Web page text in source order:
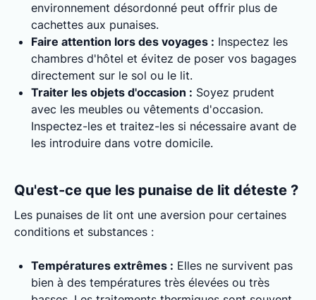
environnement désordonné peut offrir plus de
cachettes aux punaises.
Faire attention lors des voyages : Inspectez les
chambres d'hôtel et évitez de poser vos bagages
directement sur le sol ou le lit.
Traiter les objets d'occasion : Soyez prudent
avec les meubles ou vêtements d'occasion.
Inspectez-les et traitez-les si nécessaire avant de
les introduire dans votre domicile.
Qu'est-ce que les punaise de lit déteste ?
Les punaises de lit ont une aversion pour certaines
conditions et substances :
Températures extrêmes : Elles ne survivent pas
bien à des températures très élevées ou très